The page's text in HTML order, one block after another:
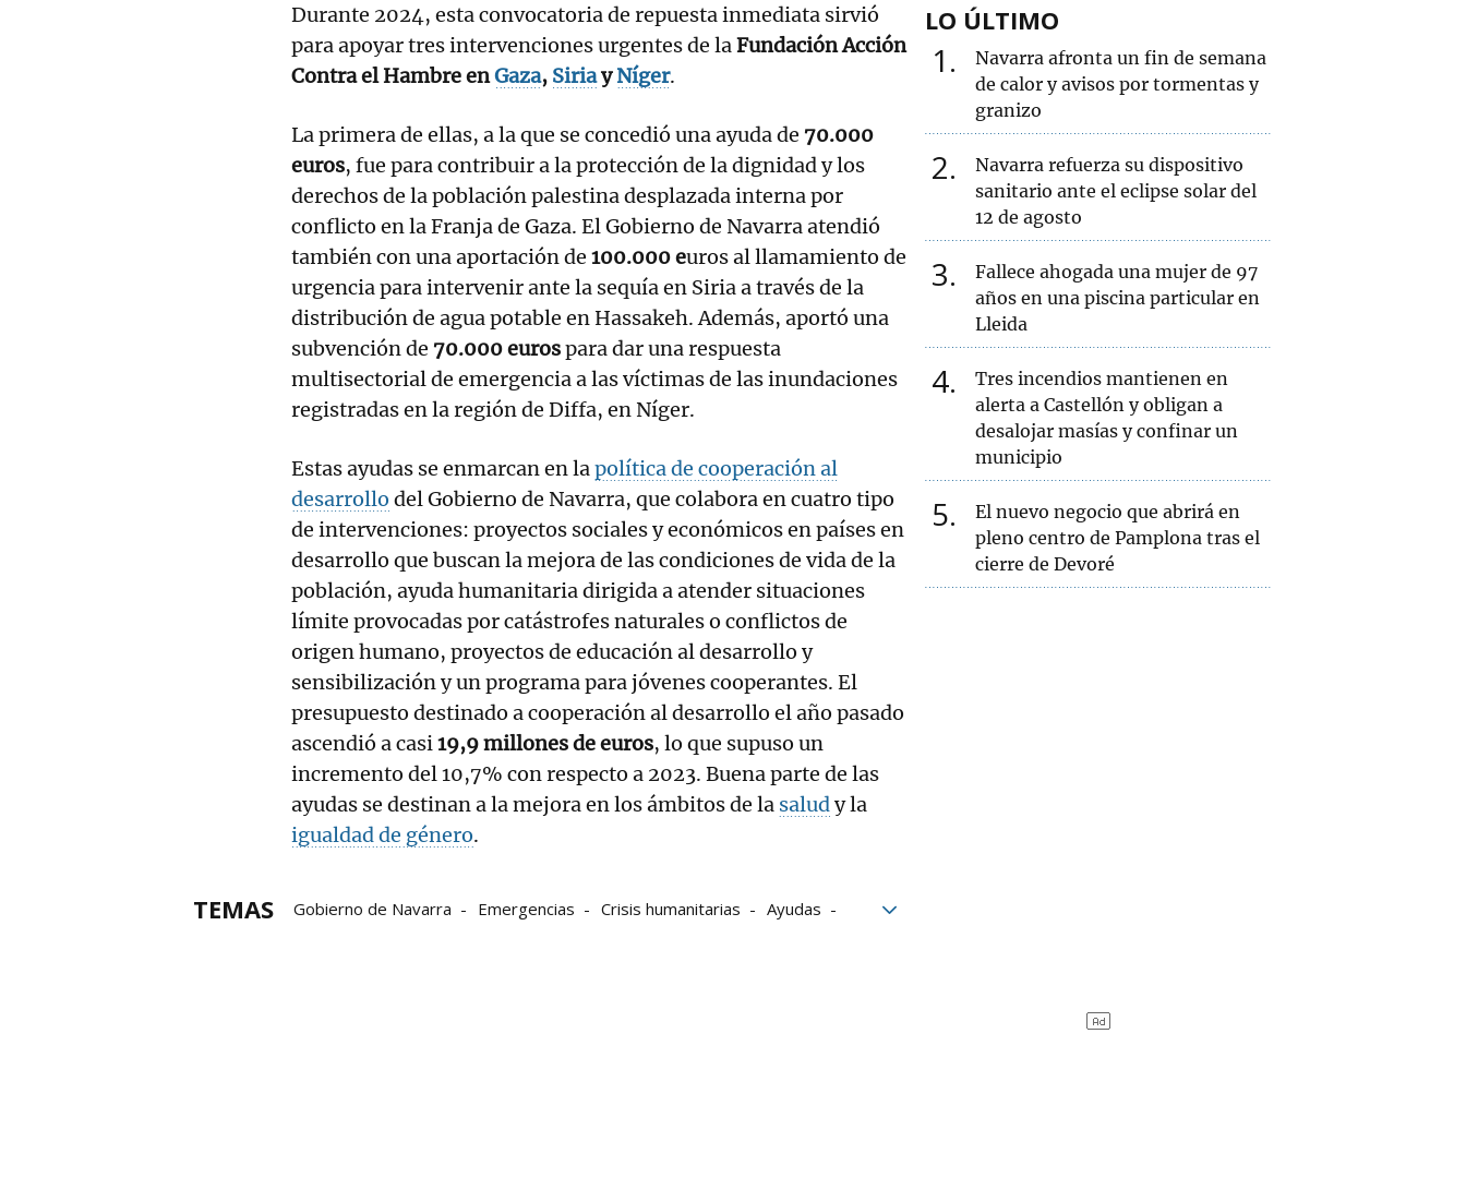
Durante 2024, esta convocatoria de repuesta inmediata sirvió
para apoyar tres intervenciones urgentes de laFundación Acción
Contra el Hambre enGaza, SiriayNíger.
La primera de ellas, a la que se concedió una ayuda de 70.000
euros, fue para contribuir a la protección de la dignidad y los
derechos de la población palestina desplazada interna por
conflicto en la Franja de Gaza. El Gobierno de Navarra atendió
también con una aportación de 100.000 euros al llamamiento de
urgencia para intervenir ante la sequía en Siria a través de la
distribución de agua potable en Hassakeh. Además, aportó una
subvención de 70.000 eurospara dar una respuesta
multisectorial de emergencia a las víctimas de las inundaciones
registradas en la región de Diffa, en Níger.
Estas ayudas se enmarcan en lapolítica de cooperación al
desarrollo del Gobierno de Navarra, que colabora en cuatro tipo
de intervenciones: proyectos sociales y económicos en países en
desarrollo que buscan la mejora de las condiciones de vida de la
población, ayuda humanitaria dirigida a atender situaciones
límite provocadas por catástrofes naturales o conflictos de
origen humano, proyectos de educación al desarrollo y
sensibilización y un programa para jóvenes cooperantes. El
presupuesto destinado a cooperación al desarrollo el año pasado
ascendió a casi19,9 millones de euros, lo que supuso un
incremento del 10,7% con respecto a 2023. Buena parte de las
ayudas se destinan a la mejora en los ámbitos de la saludy la
igualdad de género.
TEMAS Gobierno de Navarra Emergencias Crisis humanitarias
Ayudas
LO ÚLTIMO
1
Navarra afronta un fin de semana
de calor y avisos por tormentas y
granizo
2
Navarra refuerza su dispositivo
sanitario ante el eclipse solar del
12 de agosto
3
Fallece ahogada una mujer de 97
años en una piscina particular en
Lleida
4
Tres incendios mantienen en
alerta a Castellón y obligan a
desalojar masías y confinar un
municipio
5
El nuevo negocio que abrirá en
pleno centro de Pamplona tras el
cierre de Devoré